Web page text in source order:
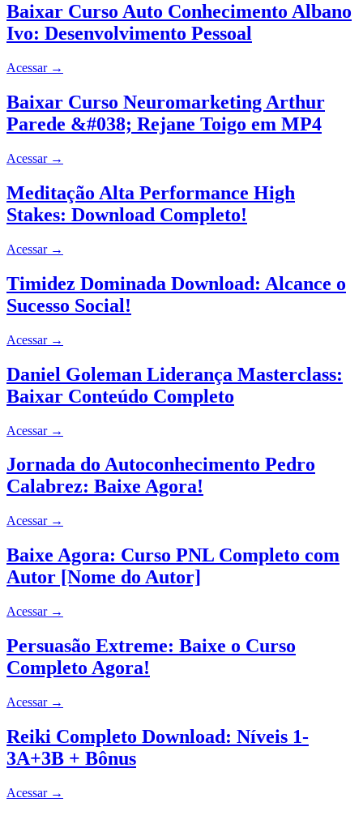
Baixar Curso Auto Conhecimento Albano
Ivo: Desenvolvimento Pessoal
Acessar →
Baixar Curso Neuromarketing Arthur
Parede &#038; Rejane Toigo em MP4
Acessar →
Meditação Alta Performance High
Stakes: Download Completo!
Acessar →
Timidez Dominada Download: Alcance o
Sucesso Social!
Acessar →
Daniel Goleman Liderança Masterclass:
Baixar Conteúdo Completo
Acessar →
Jornada do Autoconhecimento Pedro
Calabrez: Baixe Agora!
Acessar →
Baixe Agora: Curso PNL Completo com
Autor [Nome do Autor]
Acessar →
Persuasão Extreme: Baixe o Curso
Completo Agora!
Acessar →
Reiki Completo Download: Níveis 1-
3A+3B + Bônus
Acessar →